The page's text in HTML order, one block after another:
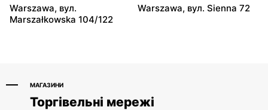
Niebylec, вул. Niebylec 139 Opole, вул. Grudzicka 45
Warszawa, вул.
Marszałkowska 104/122
Warszawa, вул. Sienna 72
МАГАЗИНИ
Торгівельні мережі